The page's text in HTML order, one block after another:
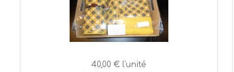
40,00 € l'unité